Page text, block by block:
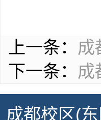
上一条： 成
下一条： 成
成都校区(